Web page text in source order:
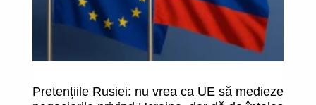
Pretențiile Rusiei: nu vrea ca UE să medieze